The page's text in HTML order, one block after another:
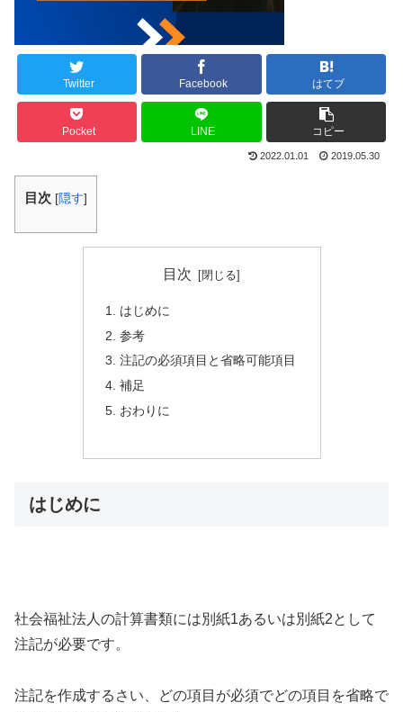
Twitter Facebook はてブ
Pocket LINE コピー
2022.01.01 2019.05.30
目次 [隠す]
目次
はじめに
参考
注記の必須項目と省略可能項目
補足
おわりに
はじめに
社会福祉法人の計算書類には別紙1あるいは別紙2として
注記が必要です。
注記を作成するさい、どの項目が必須でどの項目を省略で